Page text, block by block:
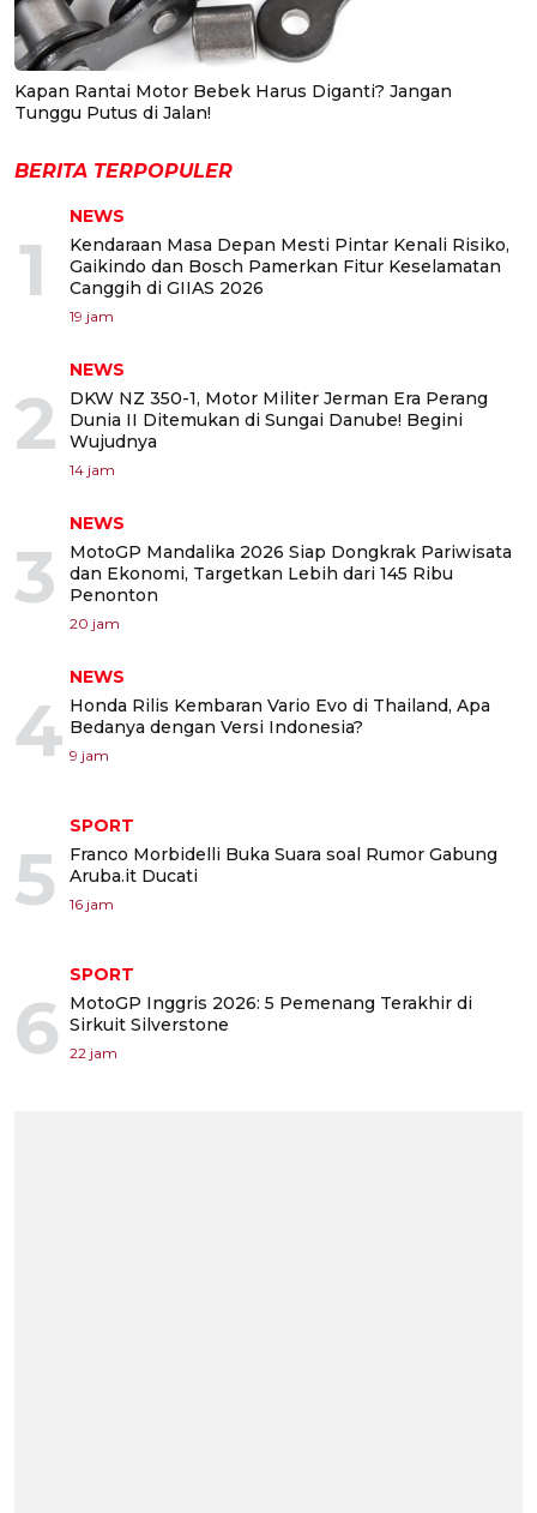
Kapan Rantai Motor Bebek Harus Diganti? Jangan
Tunggu Putus di Jalan!
BERITA TERPOPULER
1
NEWS
Kendaraan Masa Depan Mesti Pintar Kenali Risiko,
Gaikindo dan Bosch Pamerkan Fitur Keselamatan
Canggih di GIIAS 2026
19 jam
2
NEWS
DKW NZ 350-1, Motor Militer Jerman Era Perang
Dunia II Ditemukan di Sungai Danube! Begini
Wujudnya
14 jam
3
NEWS
MotoGP Mandalika 2026 Siap Dongkrak Pariwisata
dan Ekonomi, Targetkan Lebih dari 145 Ribu
Penonton
20 jam
4
NEWS
Honda Rilis Kembaran Vario Evo di Thailand, Apa
Bedanya dengan Versi Indonesia?
9 jam
5
SPORT
Franco Morbidelli Buka Suara soal Rumor Gabung
Aruba.it Ducati
16 jam
6
SPORT
MotoGP Inggris 2026: 5 Pemenang Terakhir di
Sirkuit Silverstone
22 jam